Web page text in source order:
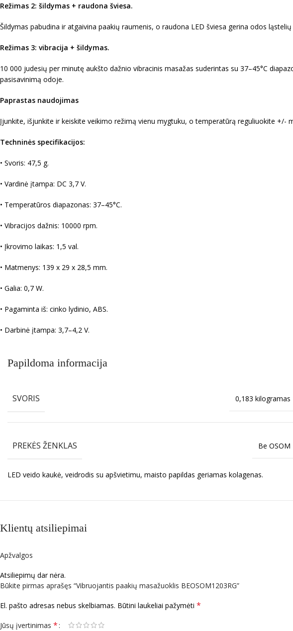
Režimas 2: šildymas + raudona šviesa.
Šildymas pabudina ir atgaivina paakių raumenis, o raudona LED šviesa gerina odos
Režimas 3: vibracija + šildymas.
10 000 judesių per minutę aukšto dažnio vibracinis masažas suderintas su 37–45°C
pasisavinimą odoje.
Paprastas naudojimas
Įjunkite, išjunkite ir keiskite veikimo režimą vienu mygtuku, o temperatūrą reguliuokite +/-
Techninės specifikacijos:
• Svoris: 47,5 g.
• Vardinė įtampa: DC 3,7 V.
• Temperatūros diapazonas: 37–45°C.
• Vibracijos dažnis: 10000 rpm.
• Įkrovimo laikas: 1,5 val.
• Matmenys: 139 x 29 x 28,5 mm.
• Galia: 0,7 W.
• Pagaminta iš: cinko lydinio, ABS.
• Darbinė įtampa: 3,7–4,2 V.
Papildoma informacija
SVORIS 0,183 kilogramas
PREKĖS ŽENKLAS Be OSOM
LED veido kaukė, veidrodis su apšvietimu, maisto papildas geriamas kolagenas.
Klientų atsiliepimai
Apžvalgos
Atsiliepimų dar nėra.
Būkite pirmas aprašęs “Vibruojantis paakių masažuoklis BEOSOM1203RG”
El. pašto adresas nebus skelbiamas. Būtini laukeliai pažymėti *
Jūsų įvertinimas *